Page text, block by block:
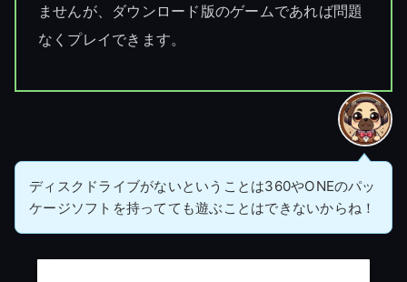
ませんが、ダウンロード版のゲームであれば問題
なくプレイできます。
ディスクドライブがないということは360やONEのパッ
ケージソフトを持ってても遊ぶことはできないからね！